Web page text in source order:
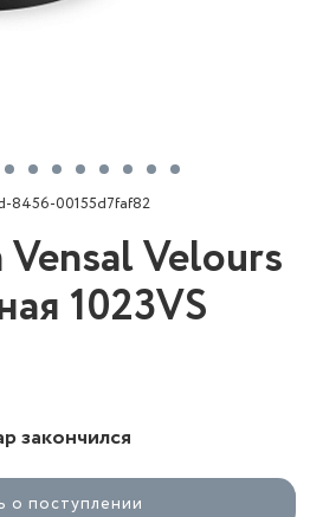
8456-00155d7faf82
Velours
1023VS
закончился
о поступлении